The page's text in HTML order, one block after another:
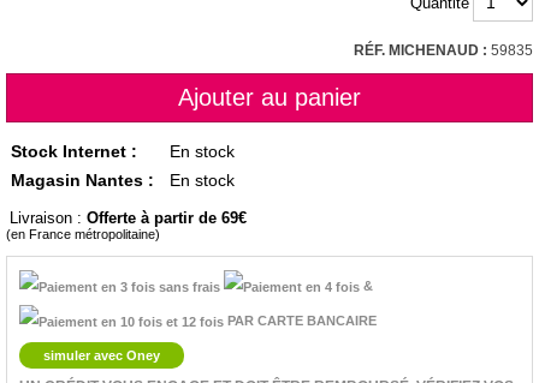
RÉF. MICHENAUD : 59835
Stock Internet :
En stock
Magasin Nantes :
En stock
Livraison : Offerte à partir de 69
(en France métropolitaine)
&
PAR CARTE BANCAIRE
simuler avec Oney